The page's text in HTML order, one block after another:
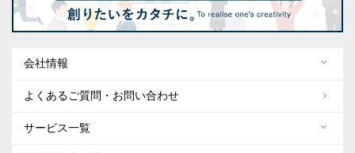
会社情報
よくあるご質問・お問い合わせ
サービス一覧